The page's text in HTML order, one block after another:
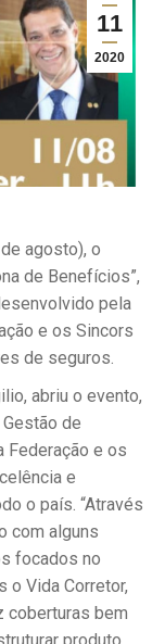
11
2020
agosto), o
de Benefícios”,
pela
e os Sincors
de seguros.
abriu o evento,
de
Federação e os
e
o país. “Através
com alguns
focados no
o Vida Corretor,
coberturas bem